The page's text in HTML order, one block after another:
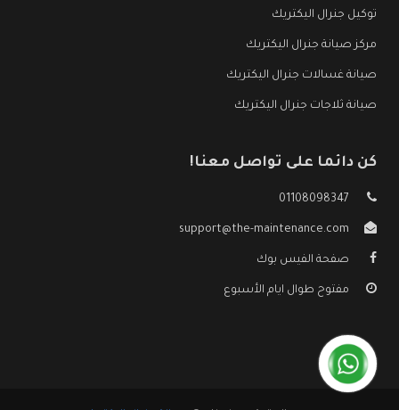
توكيل جنرال اليكتريك
مركز صيانة جنرال اليكتريك
صيانة غسالات جنرال اليكتريك
صيانة ثلاجات جنرال اليكتريك
كن دائما على تواصل معنا!
01108098347
support@the-maintenance.com
صفحة الفيس بوك
مفتوح طوال ايام الأسبوع